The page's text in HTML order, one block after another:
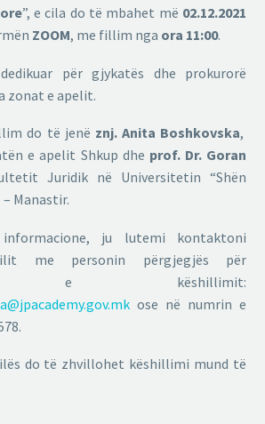
”, e cila do të mbahet më 02.12.2021
ZOOM, me fillim nga ora 11:00.
për gjykatës dhe prokurorë
zonat e apelit.
do të jenë znj. Anita Boshkovska,
e apelit Shkup dhe prof. Dr. Goran
Juridik në Universitetin “Shën
Manastir.
ju lutemi kontaktoni
me personin përgjegjës për
e këshillimit:
ose në numrin e
do të zhvillohet këshillimi mund të